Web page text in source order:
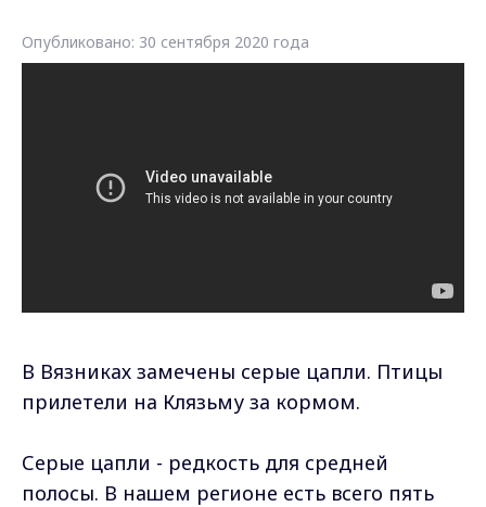
Опубликовано: 30 сентября 2020 года
В Вязниках замечены серые цапли. Птицы
прилетели на Клязьму за кормом.
Серые цапли - редкость для средней
полосы. В нашем регионе есть всего пять